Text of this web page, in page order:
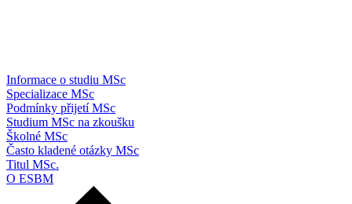
Informace o studiu MSc
Specializace MSc
Podmínky přijetí MSc
Studium MSc na zkoušku
Školné MSc
Často kladené otázky MSc
Titul MSc.
O ESBM